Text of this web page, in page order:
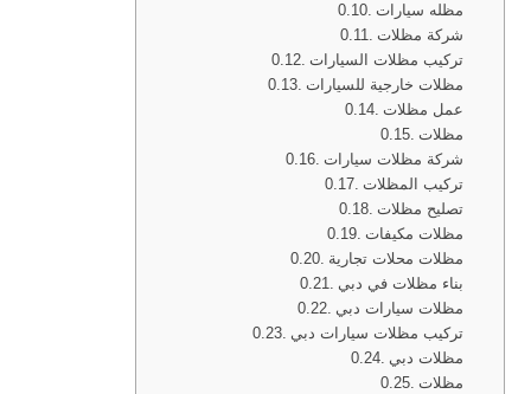
مظله سيارات
شركة مظلات
تركيب مظلات السيارات
مظلات خارجية للسيارات
عمل مظلات
مظلات
شركة مظلات سيارات
تركيب المظلات
تصليح مظلات
مظلات مكيفات
مظلات محلات تجارية
بناء مظلات في دبي
مظلات سيارات دبي
تركيب مظلات سيارات دبي
مظلات دبي
مظلات